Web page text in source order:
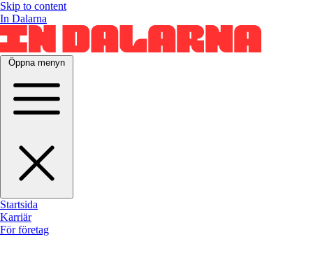
Skip to content
In Dalarna
Öppna menyn
Startsida
Karriär
För företag